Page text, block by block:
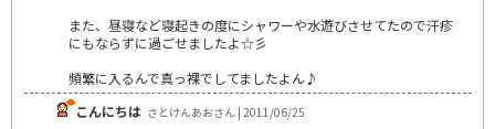
また、昼寝など寝起きの度にシャワーや水遊びさせてたので汗疹
にもならずに過ごせましたよ☆彡
頻繁に入るんで真っ裸でしてましたよん♪
こんにちは さとけんあおさん | 2011/06/25